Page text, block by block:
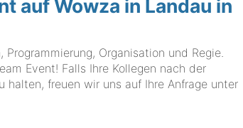
auf Wowza in Landau in
Organisation und Regie.
Event! Falls Ihre Kollegen nach der
freuen wir uns auf Ihre Anfrage unter